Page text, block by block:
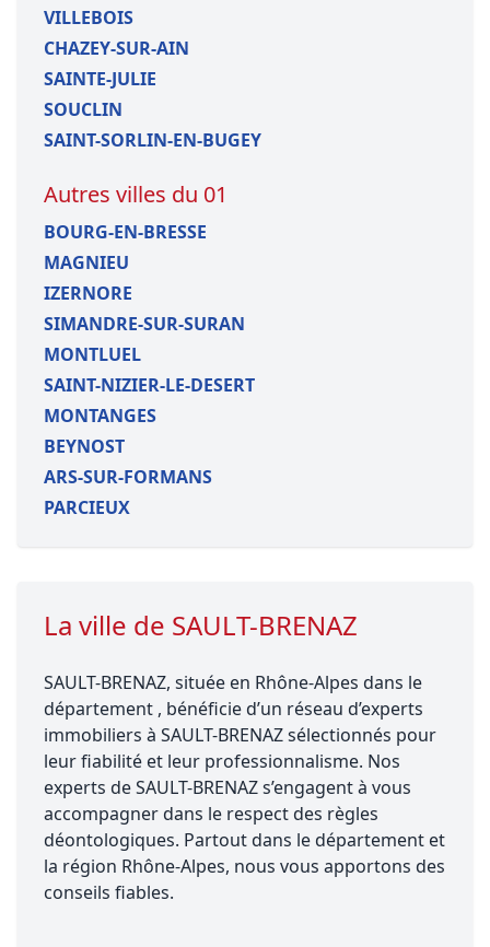
VILLEBOIS
CHAZEY-SUR-AIN
SAINTE-JULIE
SOUCLIN
SAINT-SORLIN-EN-BUGEY
Autres villes du 01
BOURG-EN-BRESSE
MAGNIEU
IZERNORE
SIMANDRE-SUR-SURAN
MONTLUEL
SAINT-NIZIER-LE-DESERT
MONTANGES
BEYNOST
ARS-SUR-FORMANS
PARCIEUX
La ville de SAULT-BRENAZ
SAULT-BRENAZ, située en Rhône-Alpes dans le
département , bénéficie d’un réseau d’experts
immobiliers à SAULT-BRENAZ sélectionnés pour
leur fiabilité et leur professionnalisme. Nos
experts de SAULT-BRENAZ s’engagent à vous
accompagner dans le respect des règles
déontologiques. Partout dans le département et
la région Rhône-Alpes, nous vous apportons des
conseils fiables.